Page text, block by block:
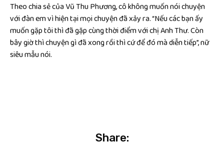
Theo chia sẻ của Vũ Thu Phương, cô không muốn nói chuyện
với đàn em vì hiện tại mọi chuyện đã xảy ra. “Nếu các bạn ấy
muốn gặp tôi thì đã gặp cùng thời điểm với chị Anh Thư. Còn
bây giờ thì chuyện gì đã xong rồi thì cứ để đó mà diễn tiếp”, nữ
siêu mẫu nói.
Share: